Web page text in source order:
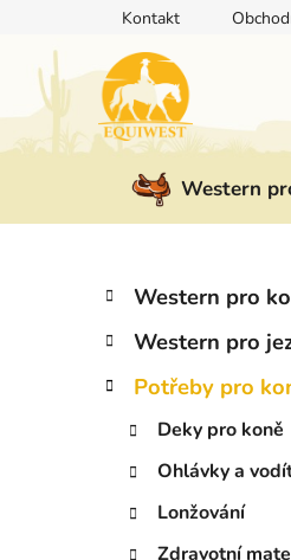
obsah
Kontakt
Western
P
s
t
Přeskočit
kategorie
K
a
g
Western pro
Western pro
Potřeby pro
Deky pro koně
Ohlávky a
Lonžování
Zdravotní